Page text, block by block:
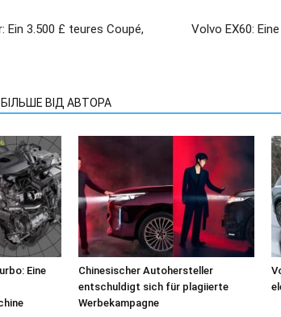
Ein 3.500 £ teures Coupé,
Volvo EX60:
БІЛЬШЕ ВІД АВТОРА
Eine
Chinesischer Autohersteller
entschuldigt sich für plagiierte
Werbekampagne